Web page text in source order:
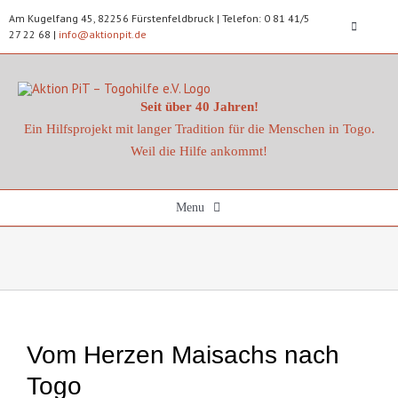
Inhalt
Am Kugelfang 45, 82256 Fürstenfeldbruck | Telefon: 0 81 41/5
27 22 68 | info@aktionpit.de
Toggle
Kontakt
Seit über 40 Jahren!
Ein Hilfsprojekt mit langer Tradition für die Menschen in Togo.
Weil die Hilfe ankommt!
Menu
Vom Herzen Maisachs nach
Togo